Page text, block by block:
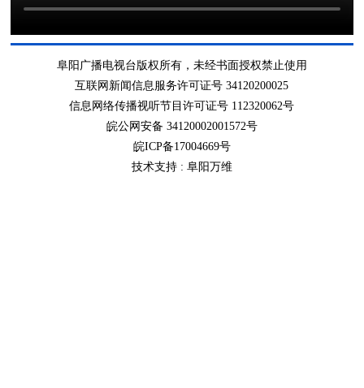
阜阳广播电视台版权所有，未经书面授权禁止使用
互联网新闻信息服务许可证号 34120200025
信息网络传播视听节目许可证号 112320062号
皖公网安备 34120002001572号
皖ICP备17004669号
技术支持 : 阜阳万维